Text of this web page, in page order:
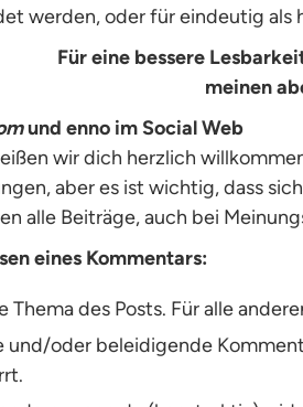
werden, oder für eindeutig als
Für eine bessere
meinen
und enno im Social Web
wir dich herzlich
aber es ist wichtig, dass
alle Beiträge, auch bei
eines Kommentars:
des Posts. Für alle
und/oder beleidigende